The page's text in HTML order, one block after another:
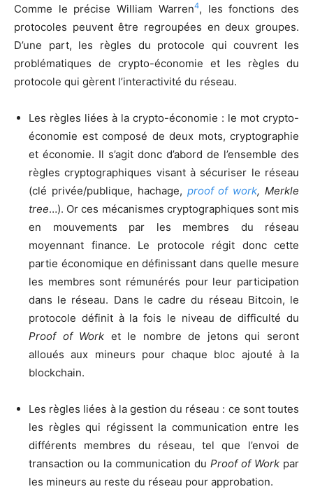
Comme le précise William Warren4, les fonctions des
protocoles peuvent être regroupées en deux groupes.
D’une part, les règles du protocole qui couvrent les
problématiques de crypto-économie et les règles du
protocole qui gèrent l’interactivité du réseau.
Les règles liées à la crypto-économie : le mot crypto-
économie est composé de deux mots, cryptographie
et économie. Il s’agit donc d’abord de l’ensemble des
règles cryptographiques visant à sécuriser le réseau
(clé privée/publique, hachage, proof of work, Merkle
tree…). Or ces mécanismes cryptographiques sont mis
en mouvements par les membres du réseau
moyennant finance. Le protocole régit donc cette
partie économique en définissant dans quelle mesure
les membres sont rémunérés pour leur participation
dans le réseau. Dans le cadre du réseau Bitcoin, le
protocole définit à la fois le niveau de difficulté du
Proof of Work et le nombre de jetons qui seront
alloués aux mineurs pour chaque bloc ajouté à la
blockchain.
Les règles liées à la gestion du réseau : ce sont toutes
les règles qui régissent la communication entre les
différents membres du réseau, tel que l’envoi de
transaction ou la communication du Proof of Work par
les mineurs au reste du réseau pour approbation.